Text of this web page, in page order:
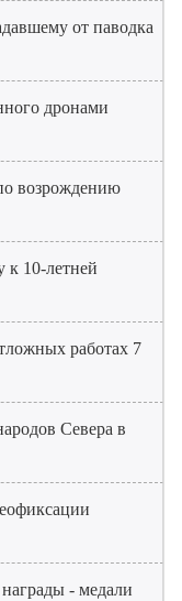
от паводка
дронами
возрождению
к 10-летней
работах 7
Севера в
- медали